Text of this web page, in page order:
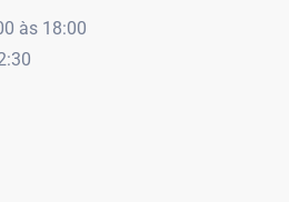
às 18:00